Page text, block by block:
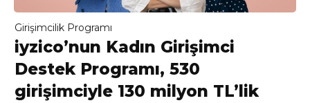
Girişimcilik Programı
iyzico’nun Kadın Girişimci
Destek Programı, 530
girişimciyle 130 milyon TL’lik